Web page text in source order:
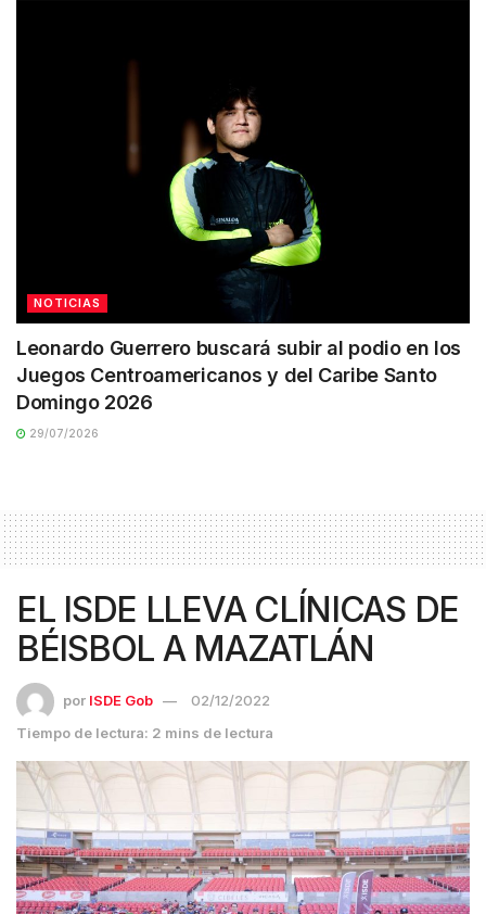
NOTICIAS
Leonardo Guerrero buscará subir al podio en los
Juegos Centroamericanos y del Caribe Santo
Domingo 2026
29/07/2026
EL ISDE LLEVA CLÍNICAS DE
BÉISBOL A MAZATLÁN
por ISDE Gob
02/12/2022
Tiempo de lectura: 2 mins de lectura